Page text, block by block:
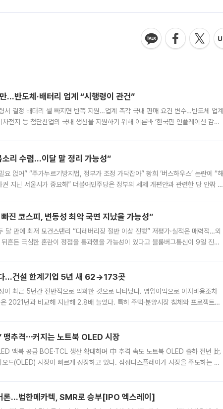
…반도체·배터리 업계 “시행령이 관건”
서 결정 배터리 셀 빠지면 반쪽 지원…업계 촉각 국내 판매 요건 변수…반도체 업계
전지 등 첨단산업의 국내 생산을 지원하기 위해 이른바 ‘한국판 인플레이션 감축
리 수렴…이달 말 정리 가능성”
없어” “주가누르기방지법, 정부가 조정 가닥잡아” 황희 ‘버스하우스’ 논란에 “해
지닌 서울시가 중요해” 더불어민주당은 정부의 세제 개편안과 관련한 당 안팎 의
진 코스피, 변동성 최악 국면 지났을 가능성”
만에 최저 모건스탠리 “디레버리징 절반 이상 진행” 저평가·실적은 매력적…외
뒤흔든 극심한 혼란이 정점을 통과했을 가능성이 있다고 블룸버그통신이 9일 진단
…건설 한계기업 5년 새 62→173곳
이 최근 5년간 전반적으로 악화한 것으로 나타났다. 영업이익으로 이자비용조차
2021년과 비교해 지난해 2.8배 늘었다. 특히 주택·분양시장 침체와 프로젝트파
맹추격⋯커지는 노트북 OLED 시장
맥북 공급 BOE·TCL 생산 확대하며 中 추격 속도 노트북 OLED 출하 전년 比
드(OLED) 시장이 빠르게 성장하고 있다. 삼성디스플레이가 시장을 주도하는 가
론…범한메카텍, SMR로 승부[IPO 엑스레이]